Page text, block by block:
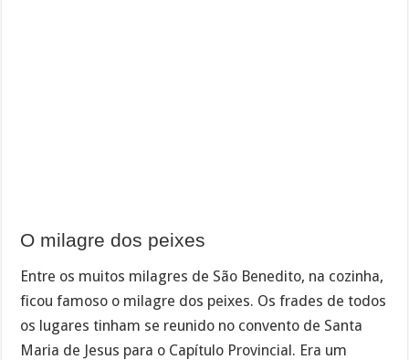
O milagre dos peixes
Entre os muitos milagres de São Benedito, na cozinha,
ficou famoso o milagre dos peixes. Os frades de todos
os lugares tinham se reunido no convento de Santa
Maria de Jesus para o Capítulo Provincial. Era um